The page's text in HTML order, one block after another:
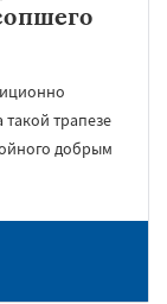
трапезе
добрым